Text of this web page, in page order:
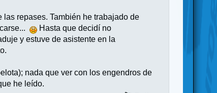
repases. También he trabajado de
Hasta que decidí no
y estuve de asistente en la
nada que ver con los engendros de
he leído.